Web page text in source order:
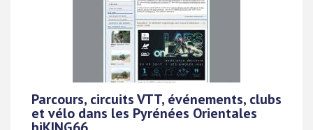
Parcours, circuits VTT, événements, clubs
et vélo dans les Pyrénées Orientales